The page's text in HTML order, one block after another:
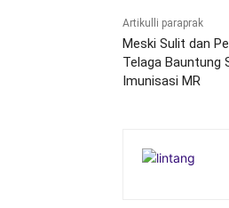
Artikulli paraprak
Meski Sulit dan
Telaga Bauntung
Imunisasi MR